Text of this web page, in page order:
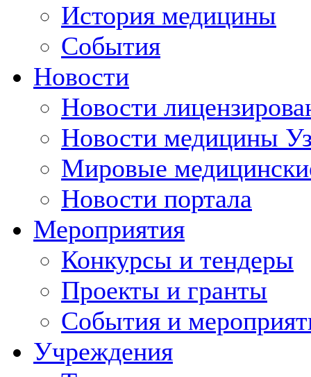
История медицины
События
Новости
Новости
Новости медицины
Мировые
Новости портала
Мероприятия
Конкурсы и тендеры
Проекты и гранты
События и
Учреждения